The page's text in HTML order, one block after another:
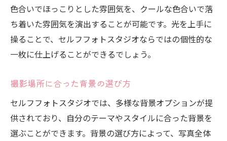
色合いでほっこりとした雰囲気を、クールな色合いで落
ち着いた雰囲気を演出することが可能です。光を上手に
操ることで、セルフフォトスタジオならではの個性的な
一枚に仕上げることができるでしょう。
撮影場所に合った背景の選び方
セルフフォトスタジオでは、多様な背景オプションが提
供されており、自分のテーマやスタイルに合った背景を
選ぶことができます。背景の選び方によって、写真全体